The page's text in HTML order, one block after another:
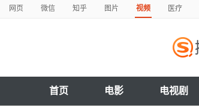
网页 微信 知乎 图片 视频 医疗
首页 电影 电视剧